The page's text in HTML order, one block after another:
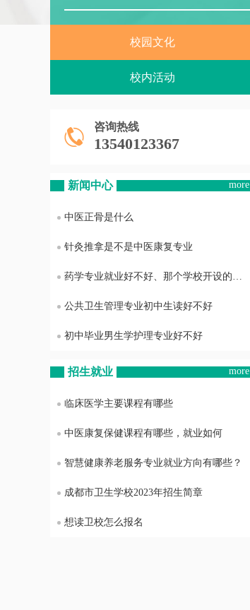
校园文化
校内活动
咨询热线
13540123367
新闻中心 more
中医正骨是什么
针灸推拿是不是中医康复专业
药学专业就业好不好、那个学校开设的药学专业最好
公共卫生管理专业初中生读好不好
初中毕业男生学护理专业好不好
招生就业 more
临床医学主要课程有哪些
中医康复保健课程有哪些，就业如何
智慧健康养老服务专业就业方向有哪些？
成都市卫生学校2023年招生简章
想读卫校怎么报名